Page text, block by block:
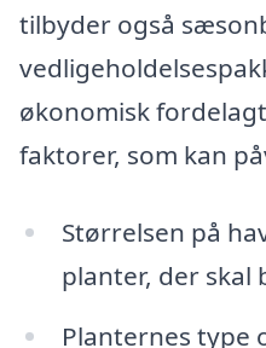
tilbyder også
økonomisk
faktorer, som kan
Størrelsen på
planter, der skal
Planternes type